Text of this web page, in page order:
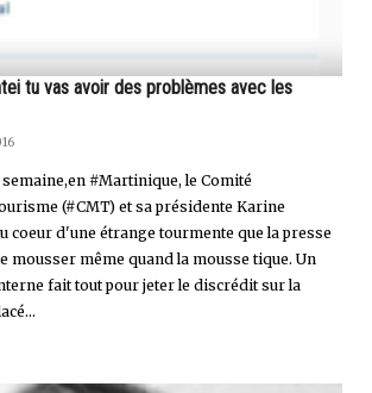
tu vas avoir des problèmes avec les
#Martinique, le Comité
(#CMT) et sa présidente Karine
coeur d'une étrange tourmente que la presse
mousser même quand la mousse tique. Un
fait tout pour jeter le discrédit sur la